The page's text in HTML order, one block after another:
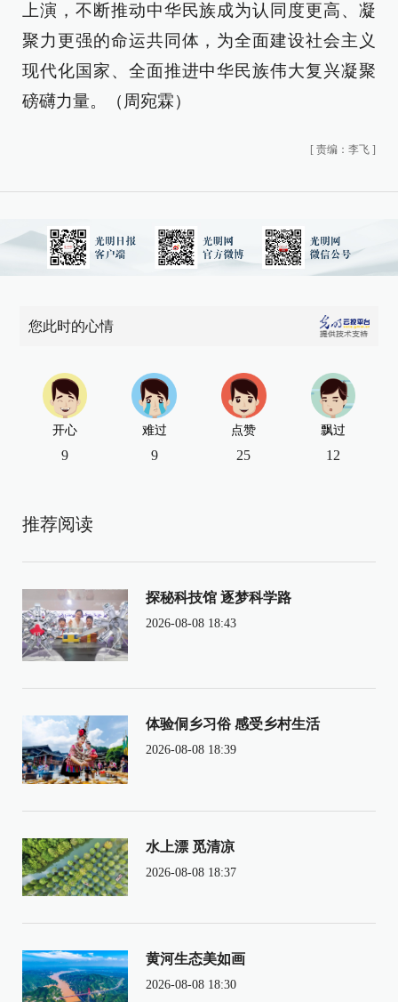
上演，不断推动中华民族成为认同度更高、凝
聚力更强的命运共同体，为全面建设社会主义
现代化国家、全面推进中华民族伟大复兴凝聚
磅礴力量。（周宛霖）
[ 责编：李飞 ]
您此时的心情
开心
9
难过
9
点赞
25
飘过
12
推荐阅读
探秘科技馆 逐梦科学路
2026-08-08 18:43
体验侗乡习俗 感受乡村生活
2026-08-08 18:39
水上漂 觅清凉
2026-08-08 18:37
黄河生态美如画
2026-08-08 18:30